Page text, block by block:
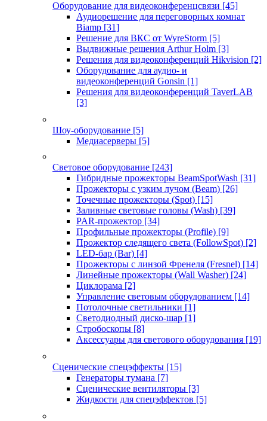
Оборудование для видеоконференцсвязи [45]
Аудиорешение для переговорных комнат
Biamp [31]
Решение для ВКС от WyreStorm [5]
Выдвижные решения Arthur Holm [3]
Решения для видеоконференций Hikvision [2]
Оборудование для аудио- и
видеоконференций Gonsin [1]
Решения для видеоконференций TaverLAB
[3]
Шоу-оборудование [5]
Медиасерверы [5]
Световое оборудование [243]
Гибридные прожекторы BeamSpotWash [31]
Прожекторы с узким лучом (Beam) [26]
Точечные прожекторы (Spot) [15]
Заливные световые головы (Wash) [39]
PAR-прожектор [34]
Профильные прожекторы (Profile) [9]
Прожектор следящего света (FollowSpot) [2]
LED-бар (Bar) [4]
Прожекторы с линзой Френеля (Fresnel) [14]
Линейные прожекторы (Wall Washer) [24]
Циклорама [2]
Управление световым оборудованием [14]
Потолочные светильники [1]
Светодиодный диско-шар [1]
Стробоскопы [8]
Аксессуары для светового оборудования [19]
Сценические спецэффекты [15]
Генераторы тумана [7]
Сценические вентиляторы [3]
Жидкости для спецэффектов [5]